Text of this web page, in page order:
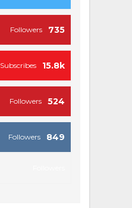
735
Followers
15.8k
Subscribes
524
Followers
849
Followers